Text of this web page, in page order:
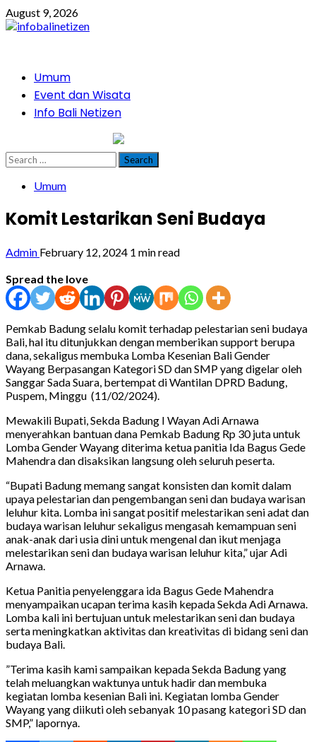
Skip
to
August 9, 2026
PrimaryUmum
Event dan Wisata
Info Bali Netizen
Search
for:
Umum
Komit Lestarikan Seni Budaya
Admin February 12, 2024 1 min read
Spread the love
Pemkab Badung selalu komit terhadap pelestarian seni budaya
Bali, hal itu ditunjukkan dengan memberikan support berupa
dana, sekaligus membuka Lomba Kesenian Bali Gender
Wayang Berpasangan Kategori SD dan SMP yang digelar oleh
Sanggar Sada Suara, bertempat di Wantilan DPRD Badung,
Puspem, Minggu (11/02/2024).
Mewakili Bupati, Sekda Badung I Wayan Adi Arnawa
menyerahkan bantuan dana Pemkab Badung Rp 30 juta untuk
Lomba Gender Wayang diterima ketua panitia Ida Bagus Gede
Mahendra dan disaksikan langsung oleh seluruh peserta.
“Bupati Badung memang sangat konsisten dan komit dalam
upaya pelestarian dan pengembangan seni dan budaya warisan
leluhur kita. Lomba ini sangat positif melestarikan seni adat dan
budaya warisan leluhur sekaligus mengasah kemampuan seni
anak-anak dari usia dini untuk mengenal dan ikut menjaga
melestarikan seni dan budaya warisan leluhur kita,” ujar Adi
Arnawa.
Ketua Panitia penyelenggara ida Bagus Gede Mahendra
menyampaikan ucapan terima kasih kepada Sekda Adi Arnawa.
Lomba kali ini bertujuan untuk melestarikan seni dan budaya
serta meningkatkan aktivitas dan kreativitas di bidang seni dan
budaya Bali.
”Terima kasih kami sampaikan kepada Sekda Badung yang
telah meluangkan waktunya untuk hadir dan membuka
kegiatan lomba kesenian Bali ini. Kegiatan lomba Gender
Wayang yang diikuti oleh sebanyak 10 pasang kategori SD dan
SMP,” lapornya.